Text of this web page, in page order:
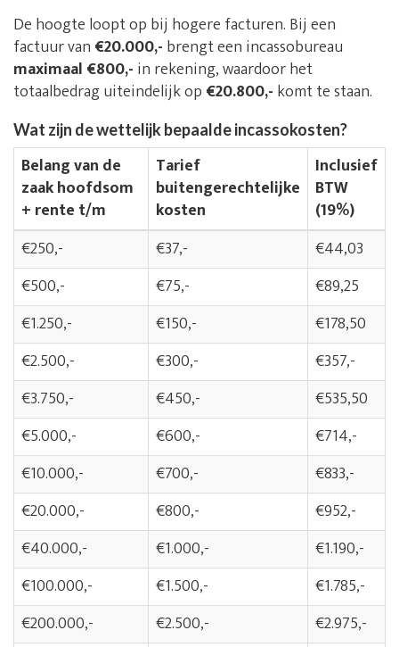
De hoogte loopt op bij hogere facturen. Bij een
factuur van €20.000,- brengt een incassobureau
maximaal €800,- in rekening, waardoor het
totaalbedrag uiteindelijk op €20.800,- komt te staan.
Wat zijn de wettelijk bepaalde incassokosten?
Belang van de
zaak hoofdsom
+ rente t/m
Tarief
buitengerechtelijke
kosten
Inclusief
BTW
(19%)
€250,-
€37,-
€44,03
€500,-
€75,-
€89,25
€1.250,-
€150,-
€178,50
€2.500,-
€300,-
€357,-
€3.750,-
€450,-
€535,50
€5.000,-
€600,-
€714,-
€10.000,-
€700,-
€833,-
€20.000,-
€800,-
€952,-
€40.000,-
€1.000,-
€1.190,-
€100.000,-
€1.500,-
€1.785,-
€200.000,-
€2.500,-
€2.975,-